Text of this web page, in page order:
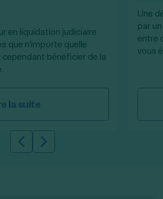
en liquidation judiciaire
que n'importe quelle
bénéficier de la
la suite
Une
par
entre
vous
Slide précédente
Slide suivante